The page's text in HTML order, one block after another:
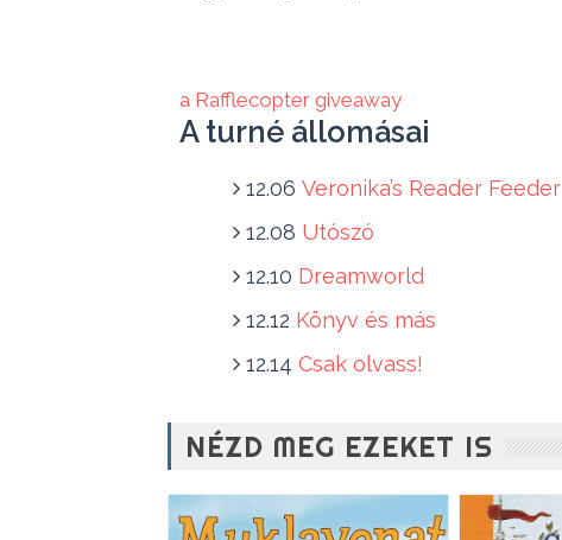
a Rafflecopter giveaway
A turné állomásai
12.06 Veronika’s Reader Feeder
12.08 Utószó
12.10 Dreamworld
12.12 Könyv és más
12.14 Csak olvass!
NÉZD MEG EZEKET IS